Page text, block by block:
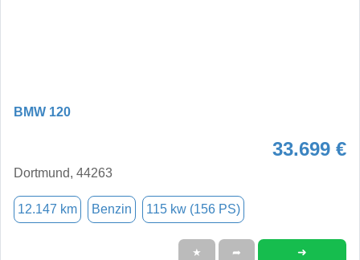
BMW 120
33.699 €
Dortmund, 44263
12.147 km Benzin 115 kw (156 PS)
★ ➦ ➜